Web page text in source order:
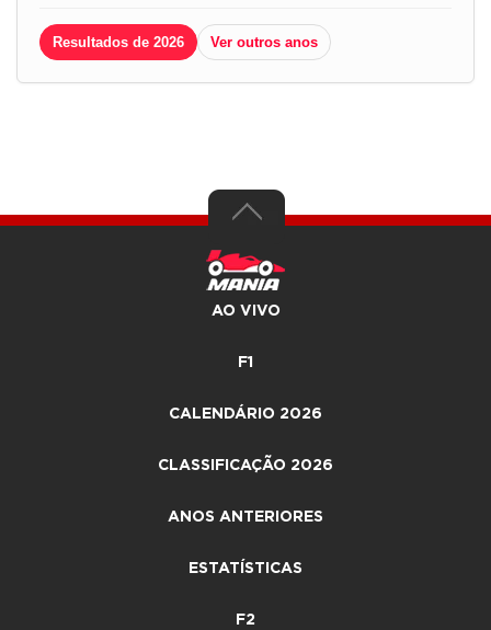
Resultados de 2026 Ver outros anos
AO VIVO
F1
CALENDÁRIO 2026
CLASSIFICAÇÃO 2026
ANOS ANTERIORES
ESTATÍSTICAS
F2